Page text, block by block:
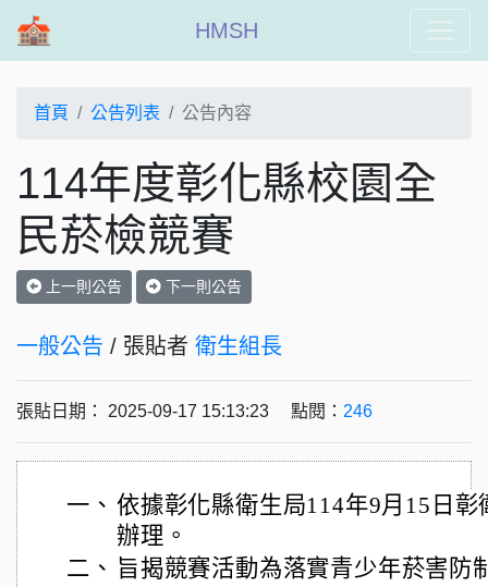
HMSH
首頁 公告列表 公告內容
114年度彰化縣校園全
民菸檢競賽
上一則公告 下一則公告
一般公告 / 張貼者 衛生組長
張貼日期： 2025-09-17 15:13:23 點閱： 246
一、 依據彰化縣衛生局114年9月15日彰
辦理。
二、 旨揭競賽活動為落實青少年菸害防